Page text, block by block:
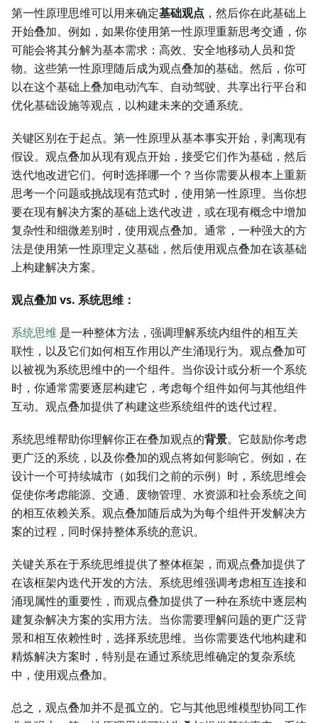
第一性原理思维可以用来确定基础观点 ，然后你在此基础上
开始叠加。例如，如果你使用第一性原理重新思考交通，你
可能会将其分解为基本需求：高效、安全地移动人员和货
物。这些第一性原理随后成为观点叠加的基础。然后，你可
以在这个基础上叠加电动汽车、自动驾驶、共享出行平台和
优化基础设施等观点，以构建未来的交通系统。
关键区别在于起点。第一性原理从基本事实开始，剥离现有
假设。观点叠加从现有观点开始，接受它们作为基础，然后
迭代地改进它们。何时选择哪一个？当你需要从根本上重新
思考一个问题或挑战现有范式时，使用第一性原理。当你想
要在现有解决方案的基础上迭代改进，或在现有概念中增加
复杂性和细微差别时，使用观点叠加。通常，一种强大的方
法是使用第一性原理定义基础，然后使用观点叠加在该基础
上构建解决方案。
观点叠加 vs. 系统思维：
系统思维 是一种整体方法，强调理解系统内组件的相互关
联性，以及它们如何相互作用以产生涌现行为。观点叠加可
以被视为系统思维中的一个组件。当你设计或分析一个系统
时，你通常需要逐层构建它，考虑每个组件如何与其他组件
互动。观点叠加提供了构建这些系统组件的迭代过程。
系统思维帮助你理解你正在叠加观点的背景。它鼓励你考虑
更广泛的系统，以及你叠加的观点将如何影响它。例如，在
设计一个可持续城市（如我们之前的示例）时，系统思维会
促使你考虑能源、交通、废物管理、水资源和社会系统之间
的相互依赖关系。观点叠加随后成为为每个组件开发解决方
案的过程，同时保持整体系统的意识。
关键关系在于系统思维提供了整体框架，而观点叠加提供了
在该框架内迭代开发的方法。系统思维强调考虑相互连接和
涌现属性的重要性，而观点叠加提供了一种在系统中逐层构
建复杂解决方案的实用方法。当你需要理解问题的更广泛背
景和相互依赖性时，选择系统思维。当你需要迭代地构建和
精炼解决方案时，特别是在通过系统思维确定的复杂系统
中，使用观点叠加。
总之，观点叠加并不是孤立的。它与其他思维模型协同工作